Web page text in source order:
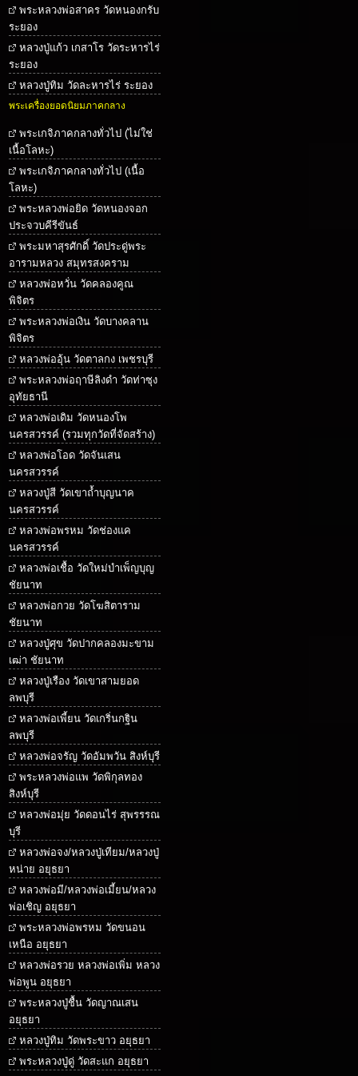
พระหลวงพ่อสาคร วัดหนองกรับ
ระยอง
หลวงปู่แก้ว เกสาโร วัดระหารไร่
ระยอง
หลวงปู่ทิม วัดละหารไร่ ระยอง
พระเครื่องยอดนิยมภาคกลาง
พระเกจิภาคกลางทั่วไป (ไม่ใช่
เนื้อโลหะ)
พระเกจิภาคกลางทั่วไป (เนื้อ
โลหะ)
พระหลวงพ่อยิด วัดหนองจอก
ประจวบคีรีขันธ์
พระมหาสุรศักดิ์ วัดประดู่พระ
อารามหลวง สมุทรสงคราม
หลวงพ่อหวั่น วัดคลองคูณ
พิจิตร
พระหลวงพ่อเงิน วัดบางคลาน
พิจิตร
หลวงพ่ออุ้น วัดตาลกง เพชรบุรี
พระหลวงพ่อฤาษีลิงดำ วัดท่าซุง
อุทัยธานี
หลวงพ่อเดิม วัดหนองโพ
นครสวรรค์ (รวมทุกวัดที่จัดสร้าง)
หลวงพ่อโอด วัดจันเสน
นครสวรรค์
หลวงปู่สี วัดเขาถ้ำบุญนาค
นครสวรรค์
หลวงพ่อพรหม วัดช่องแค
นครสวรรค์
หลวงพ่อเชื้อ วัดใหม่บำเพ็ญบุญ
ชัยนาท
หลวงพ่อกวย วัดโฆสิตาราม
ชัยนาท
หลวงปู่ศุข วัดปากคลองมะขาม
เฒ่า ชัยนาท
หลวงปู่เรือง วัดเขาสามยอด
ลพบุรี
หลวงพ่อเพี้ยน วัดเกริ่นกฐิน
ลพบุรี
หลวงพ่อจรัญ วัดอัมพวัน สิงห์บุรี
พระหลวงพ่อแพ วัดพิกุลทอง
สิงห์บุรี
หลวงพ่อมุ่ย วัดดอนไร่ สุพรรรณ
บุรี
หลวงพ่อจง/หลวงปู่เทียม/หลวงปู่
หน่าย อยุธยา
หลวงพ่อมี/หลวงพ่อเมี้ยน/หลวง
พ่อเชิญ อยุธยา
พระหลวงพ่อพรหม วัดขนอน
เหนือ อยุธยา
หลวงพ่อรวย หลวงพ่อเพิ่ม หลวง
พ่อพูน อยุธยา
พระหลวงปู่ชื้น วัดญาณเสน
อยุธยา
หลวงปู่ทิม วัดพระขาว อยุธยา
พระหลวงปู่ดู่ วัดสะแก อยุธยา